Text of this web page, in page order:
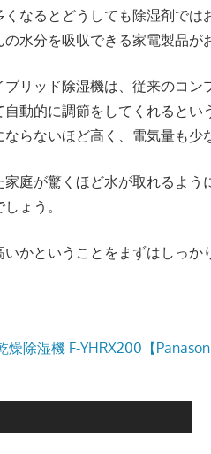
なるとどうしても除湿剤で
水分を吸収できる家電製品が
リッド除湿機は、従来のコ
自動的に調節をしてくれると
らないほど高く、電気量も
庭が驚くほど水が取れるよ
ょう。
かということをまずはしっ
燥除湿機 F-YHRX200【